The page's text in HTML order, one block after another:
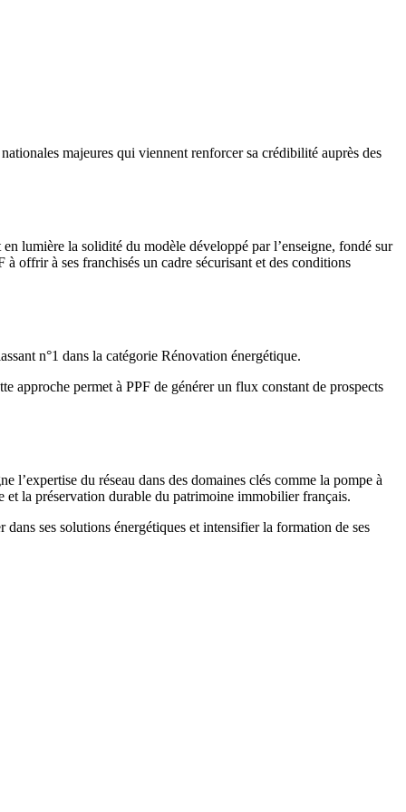
majeures qui viennent renforcer sa crédibilité auprès des
lumière la solidité du modèle développé par l’enseigne, fondé sur
offrir à ses franchisés un cadre sécurisant et des conditions
n°1 dans la catégorie Rénovation énergétique.
approche permet à PPF de générer un flux constant de prospects
du réseau dans des domaines clés comme la pompe à
et la préservation durable du patrimoine immobilier français.
ses solutions énergétiques et intensifier la formation de ses